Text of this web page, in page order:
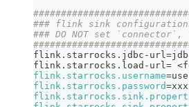
### flink sink
### DO NOT set
flink.starrocks.jdbc-url =
flink.starrocks.load-url = <
flink.starrocks.username=
flink.starrocks.password=